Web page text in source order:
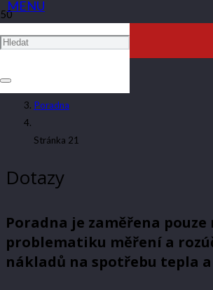
PORADNA
Poradna
Stránka 21
Dotazy
Poradna je zaměřena pouze
problematiku měření a
nákladů na spotřebu tepla